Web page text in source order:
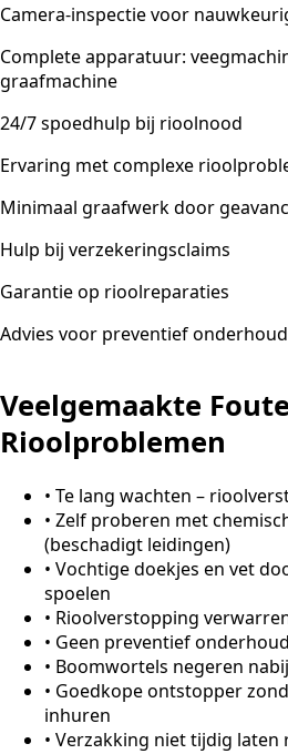
Camera-inspectie voor
Complete apparatuur:
graafmachine
24/7 spoedhulp bij rioolnood
Ervaring met complexe
Minimaal graafwerk door
Hulp bij verzekeringsclaims
Garantie op rioolreparaties
Advies voor preventief onderhoud
Veelgemaakte
Rioolproblemen
• Te lang wachten –
• Zelf proberen met
(beschadigt leidingen)
• Vochtige doekjes en vet
spoelen
• Rioolverstopping
• Geen preventief
• Boomwortels negeren
• Goedkope ontstopper
inhuren
• Verzakking niet tijdig laten